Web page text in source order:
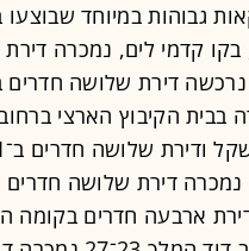
גבוהות במיוחד שבוצעו
בבית הקיבוץ הארצי